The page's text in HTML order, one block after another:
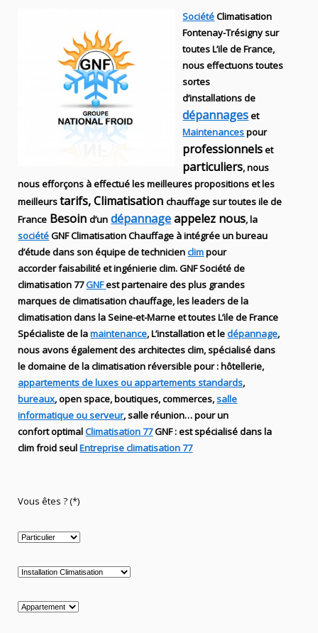
SociétéClimatisation
Fontenay-Trésigny sur
toutes L’ile de France,
nous effectuons toutes
sortes
d’installationsde
dépannageset
Maintenancespour
professionnelset
particuliers, nous
nous efforçons à effectué les meilleures propositions et les
meilleurstarifs, Climatisationchauffage sur toutes ile de
France Besoind’un dépannageappelez nous, la
sociétéGNFClimatisation Chauffage à intégrée un bureau
d’étude dans son équipe de technicienclimpour
accorder faisabilité et ingénierieclim.GNFSociété de
climatisation 77GNFest partenaire des plus grandes
marques declimatisation chauffage, les leadersde la
climatisation dans la Seine-et-Marne et toutes L’ile de France
Spécialiste delamaintenance, L’installationet ledépannage,
nous avons également des architectes clim,spécialisé dans
le domaine de laclimatisation réversiblepour : hôtellerie,
appartements de luxes ou appartements standards,
bureaux, open space, boutiques, commerces,salle
informatique ou serveur, salle réunion… pour un
confort optimalClimatisation 77GNF:estspécialisédans la
climfroid seulEntreprise climatisation 77
Vous êtes ? (*)